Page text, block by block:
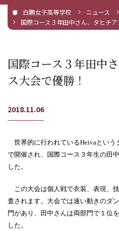
白鵬女子高等学校 ニュース
国際コース３年田中さん、タヒチ
国際コース３年田中
ス大会で優勝！
2018.11.06
世界的に行われているHeiva という
で開催され、国際コース３年生の田
した。
この大会は個人戦で衣装、表現、
査されます。大会では速い動きのダ
門があり、田中さんは両部門で１位
した。